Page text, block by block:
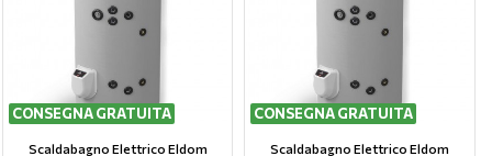
CONSEGNA GRATUITA
Scaldabagno Elettrico Eldom
CONSEGNA GRATUITA
Scaldabagno Elettrico Eldom